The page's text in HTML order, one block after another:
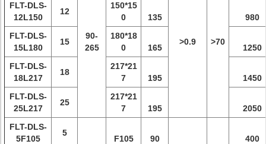
90-
265
>0.9 >70
FLT-DLS-
12L150
12
150*15
0
135
980
FLT-DLS-
15L180
15
180*18
0
165
1250
FLT-DLS-
18L217
18
217*21
7
195
1450
FLT-DLS-
25L217
25
217*21
7
195
2050
FLT-DLS-
5F105
5
F105 90
400